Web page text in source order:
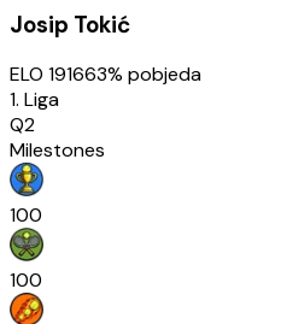
Josip Tokić
ELO 191663% pobjeda
1. Liga
Q2
Milestones
100
100